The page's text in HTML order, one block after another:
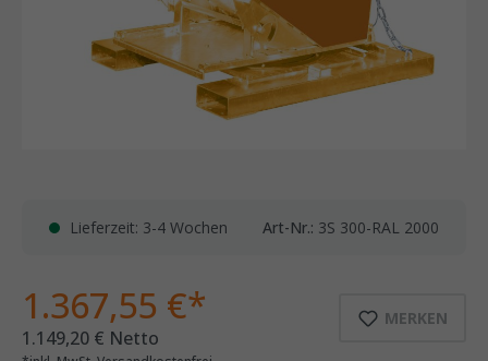
Lieferzeit: 3-4 Wochen Art-Nr.: 3S 300-RAL 2000
MERKEN
1.367,55 €*
1.149,20 € Netto